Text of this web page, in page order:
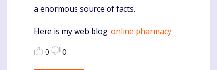
a enormous source of facts.
Here is my web blog: online pharmacy
0
0